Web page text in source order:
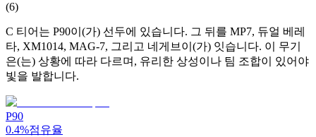
(6)
C 티어는 P90이(가) 선두에 있습니다. 그 뒤를 MP7, 듀얼 베레
타, XM1014, MAG-7, 그리고 네게브이(가) 잇습니다. 이 무기
은(는) 상황에 따라 다르며, 유리한 상성이나 팀 조합이 있어야
빛을 발합니다.
P90
0.4%점유율